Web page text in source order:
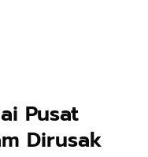
Pusat
Dirusak